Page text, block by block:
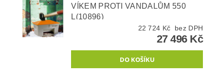
VÍKEM PROTI VANDALŮM 550
L(10896)
22 724 Kč bez DPH
27 496 Kč